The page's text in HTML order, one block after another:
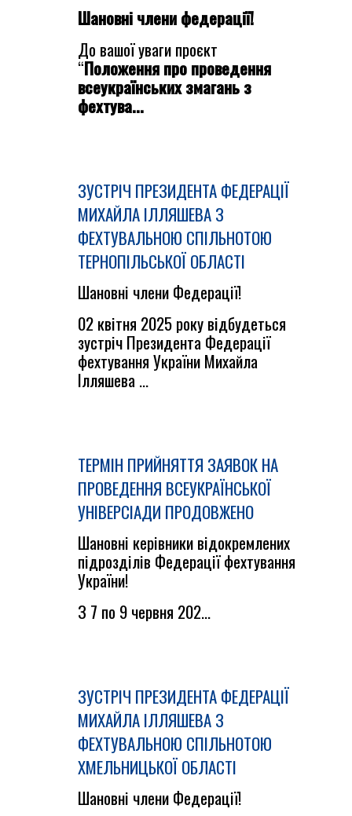
Шановні члени федерації!
До вашої уваги проєкт
“Положення про проведення
всеукраїнських змагань з
фехтува...
ЗУСТРІЧ ПРЕЗИДЕНТА ФЕДЕРАЦІЇ
МИХАЙЛА ІЛЛЯШЕВА З
ФЕХТУВАЛЬНОЮ СПІЛЬНОТОЮ
ТЕРНОПІЛЬСЬКОЇ ОБЛАСТІ
Шановні члени Федерації!
02 квітня 2025 року відбудеться
зустріч Президента Федерації
фехтування України Михайла
Ілляшева ...
ТЕРМІН ПРИЙНЯТТЯ ЗАЯВОК НА
ПРОВЕДЕННЯ ВСЕУКРАЇНСЬКОЇ
УНІВЕРСІАДИ ПРОДОВЖЕНО
Шановні керівники відокремлених
підрозділів Федерації фехтування
України!
З 7 по 9 червня 202...
ЗУСТРІЧ ПРЕЗИДЕНТА ФЕДЕРАЦІЇ
МИХАЙЛА ІЛЛЯШЕВА З
ФЕХТУВАЛЬНОЮ СПІЛЬНОТОЮ
ХМЕЛЬНИЦЬКОЇ ОБЛАСТІ
Шановні члени Федерації!